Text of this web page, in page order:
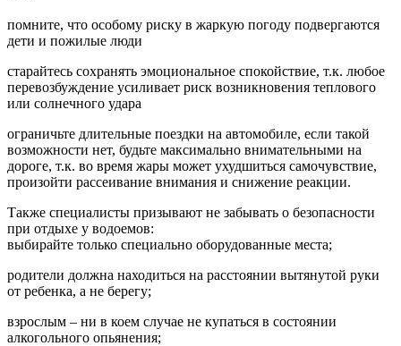
помните, что особому риску в жаркую погоду подвергаются
дети и пожилые люди
старайтесь сохранять эмоциональное спокойствие, т.к. любое
перевозбуждение усиливает риск возникновения теплового
или солнечного удара
ограничьте длительные поездки на автомобиле, если такой
возможности нет, будьте максимально внимательными на
дороге, т.к. во время жары может ухудшиться самочувствие,
произойти рассеивание внимания и снижение реакции.
Также специалисты призывают не забывать о безопасности
при отдыхе у водоемов:
выбирайте только специально оборудованные места;
родители должна находиться на расстоянии вытянутой руки
от ребенка, а не берегу;
взрослым – ни в коем случае не купаться в состоянии
алкогольного опьянения;